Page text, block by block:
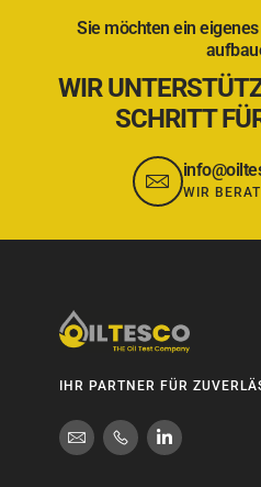
Sie möchten ein
WIR
SCHRITT
WIR
IHR PARTNER FÜR